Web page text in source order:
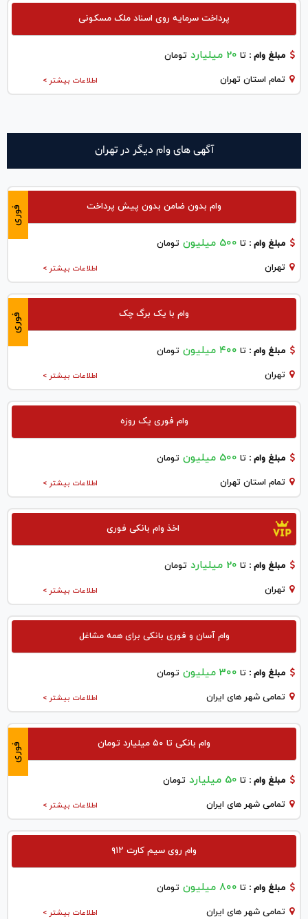
پرداخت سرمایه روی اسناد ملک مسکونی
مبلغ وام : تا 20 میلیارد تومان
اطلاعات بیشتر > تمام استان تهران
آگهی های وام دیگر در تهران
فوری وام بدون ضامن بدون پیش پرداخت
مبلغ وام : تا 500 میلیون تومان
اطلاعات بیشتر > تهران
فوری وام با یک برگ چک
مبلغ وام : تا ۴۰۰ میلیون تومان
اطلاعات بیشتر > تهران
وام فوری یک روزه
مبلغ وام : تا 500 میلیون تومان
اطلاعات بیشتر > تمام استان تهران
اخذ وام بانکی فوری
مبلغ وام : تا 20 میلیارد تومان
اطلاعات بیشتر > تهران
وام آسان و فوری بانکی برای همه مشاغل
مبلغ وام : تا 300 میلیون تومان
اطلاعات بیشتر > تمامی شهر های ایران
فوری وام بانکی تا ۵۰ میلیارد تومان
مبلغ وام : تا 50 میلیارد تومان
اطلاعات بیشتر > تمامی شهر های ایران
وام روی سیم کارت ۹۱۲
مبلغ وام : تا 800 میلیون تومان
اطلاعات بیشتر > تمامی شهر های ایران